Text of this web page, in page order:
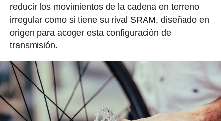
reducir los movimientos de la cadena en terreno
irregular como si tiene su rival SRAM, diseñado en
origen para acoger esta configuración de
transmisión.